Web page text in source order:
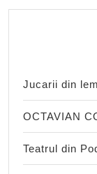
Jucarii din
OCTAVIAN
Teatrul din